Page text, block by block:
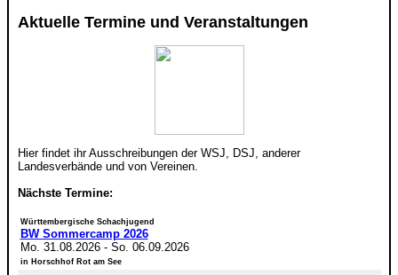
Aktuelle Termine und Veranstaltungen
Hier findet ihr Ausschreibungen der WSJ, DSJ, anderer
Landesverbände und von Vereinen.
Nächste Termine:
Württembergische Schachjugend
BW Sommercamp 2026
Mo. 31.08.2026- So. 06.09.2026
in Horschhof Rot am See